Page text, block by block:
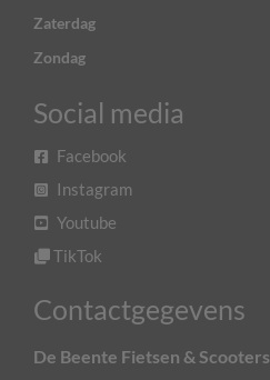
Zaterdag
Zondag
Social media
Facebook
Instagram
Youtube
TikTok
Contactgegevens
De Beente Fietsen & Scooters